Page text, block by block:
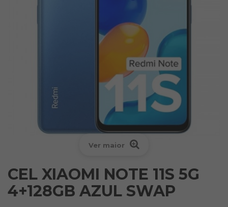
Ver maior
CEL XIAOMI NOTE 11S 5G
4+128GB AZUL SWAP